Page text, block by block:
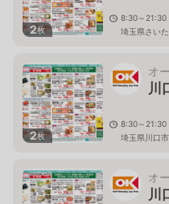
2枚
8:30～21:30
埼玉県さい
2枚
オ
川
8:30～21:30
埼玉県川口
オ
川